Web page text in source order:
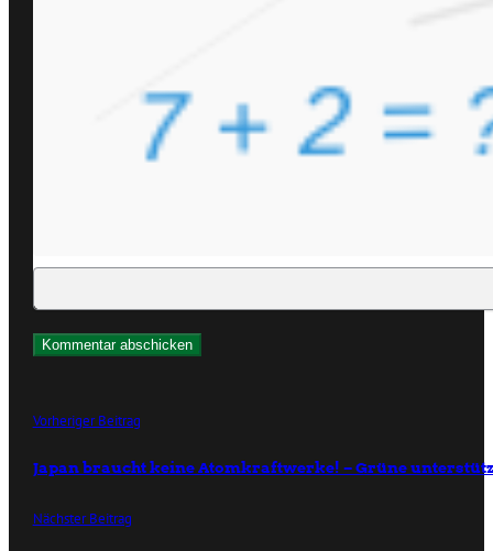
Vorheriger Beitrag
Japan braucht keine Atomkraftwerke! – Grüne
Nächster Beitrag